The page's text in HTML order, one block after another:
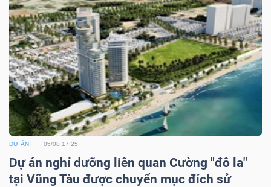
DỰ ÁN 05/08 17:25
Dự án nghỉ dưỡng liên quan Cường "đô la"
tại Vũng Tàu được chuyển mục đích sử